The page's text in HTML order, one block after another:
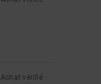
Achat vérifié